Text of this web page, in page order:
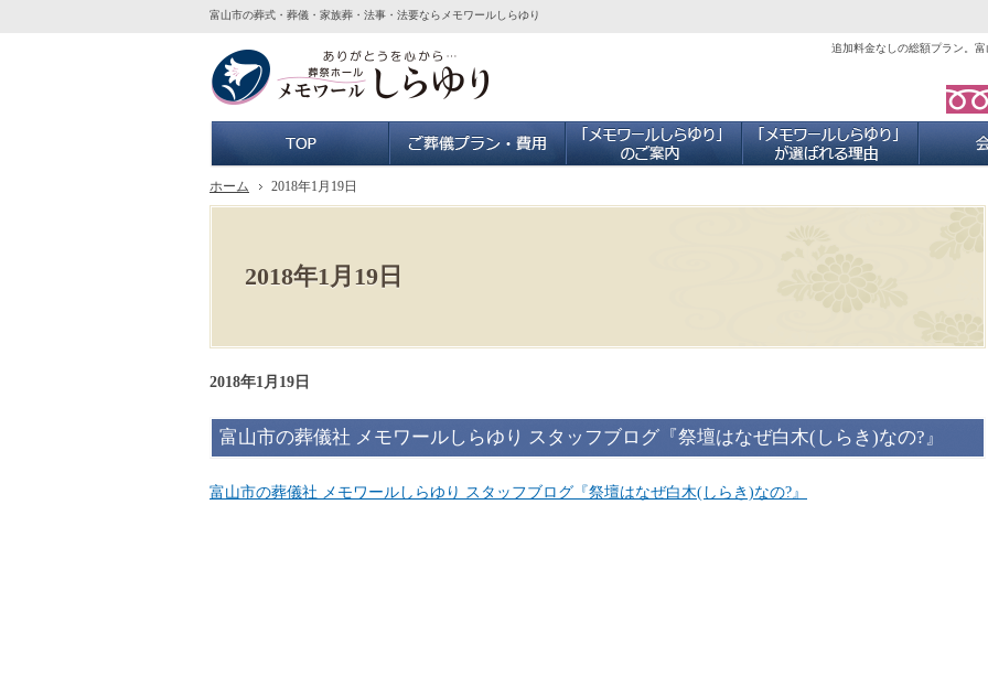
2018年1月19日
追加料金なしの総額プラン。
富山市の葬式・葬儀・家族葬・法事・法要ならメモワールしらゆり
2018年1月19日
富山市の葬儀社 メモワールしらゆり スタッフブログ『祭壇はなぜ白木(しらき)なの?』
富山市の葬儀社 メモワールしらゆり スタッフブログ『祭壇はなぜ白木(しらき)なの?』
ご葬儀プラン・費用 「メモワールしらゆり」のご案内
ホーム 2018年1月19日